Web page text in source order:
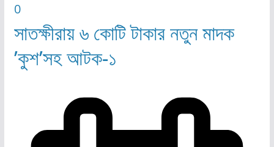
0
সাতক্ষীরায় ৬ কোটি টাকার নতুন মাদক
’কুশ’সহ আটক-১